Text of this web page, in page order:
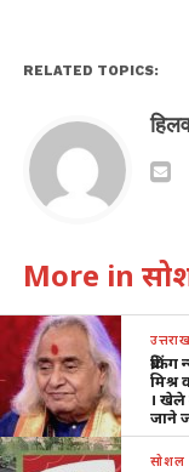
RELATED TOPICS:
More in
मिश्र
। खेले
जाने
सोशल